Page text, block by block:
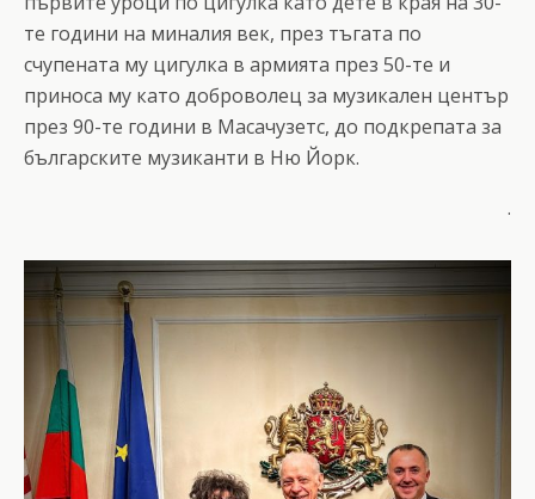
те години на миналия век, през тъгата по
счупената му цигулка в армията през 50-те и
приноса му като доброволец за музикален център
през 90-те години в Масачузетс, до подкрепата за
българските музиканти в Ню Йорк.
.